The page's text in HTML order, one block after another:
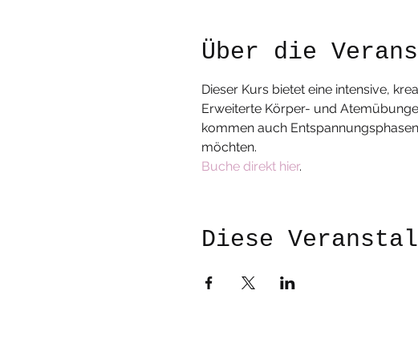
Über die
Dieser Kurs bietet eine intensive,
Erweiterte Körper- und
kommen auch
möchten.
Buche direkt hier.
Diese